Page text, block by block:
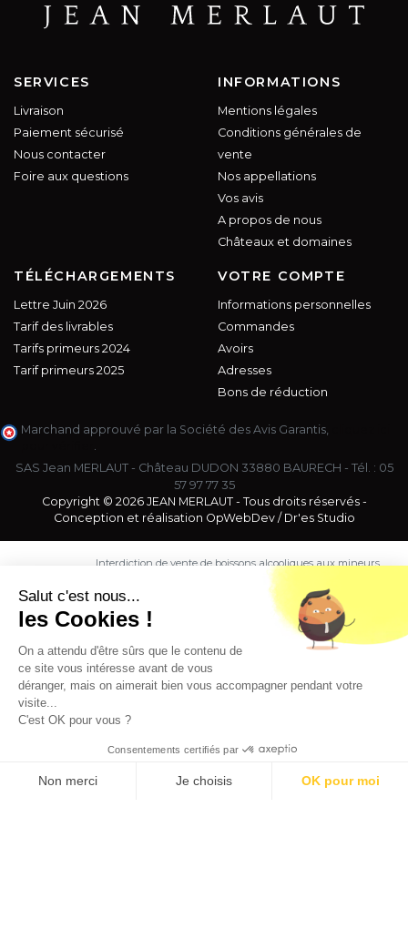
SERVICES
Livraison
Paiement sécurisé
Nous contacter
Foire aux questions
INFORMATIONS
Mentions légales
Conditions générales de
vente
Nos appellations
Vos avis
A propos de nous
Châteaux et domaines
TÉLÉCHARGEMENTS
Lettre Juin 2026
Tarif des livrables
Tarifs primeurs 2024
Tarif primeurs 2025
VOTRE COMPTE
Informations personnelles
Commandes
Avoirs
Adresses
Bons de réduction
Marchand approuvé par la Société des Avis Garantis,
SAS Jean MERLAUT - Château DUDON 33880 BAURECH - Tél. : 05
57 97 77 35
Copyright © 2026 JEAN MERLAUT - Tous droits réservés -
Conception et réalisation OpWebDev/ Dr'es Studio
Interdiction de vente de boissons alcooliques aux mineurs
de moins de 18 ans. La preuve de majorité de l'acheteur
est exigée au moment de la vente en ligne.
CODE DE LA SANTE PUBLIQUE, ART. L. 3342-1 et L. 3353-3
L'abus d'alcool est dangereux pour la santé. Sachez
Salut c'est nous...
les Cookies !
On a attendu d'être sûrs que le contenu de
ce site vous intéresse avant de vous
déranger, mais on aimerait bien vous accompagner pendant votre
visite...
C'est OK pour vous ?
Consentements certifiés par
Non merci Je choisis OK pour moi
★★★★★